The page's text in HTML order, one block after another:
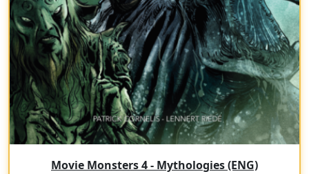
Movie Monsters 4 - Mythologies (ENG)